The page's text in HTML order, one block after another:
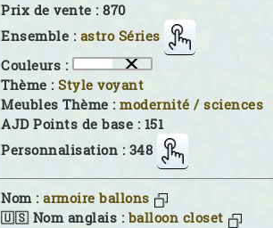
Prix de vente : 870
Ensemble : astro Séries
Couleurs :
Thème : Style voyant
Meubles Thème : modernité / sciences
AJD Points de base : 151
Personnalisation : 348
Nom : armoire ballons
🇺🇸 Nom anglais : balloon closet